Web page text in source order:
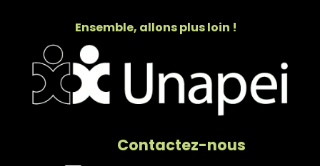
Ensemble, allons plus loin !
Contactez-nous